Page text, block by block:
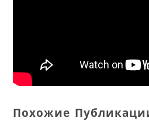
Похожие